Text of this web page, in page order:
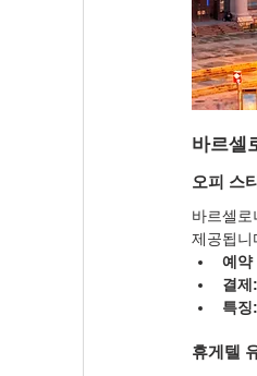
바르셀
오피 스
바르셀로
제공됩니
예약
결제:
특징:
휴게텔